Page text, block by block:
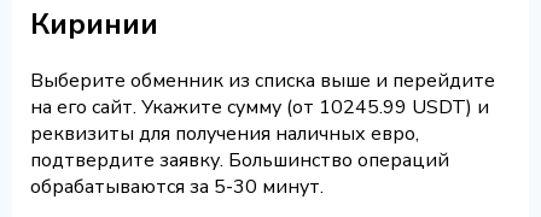
Киринии
Выберите обменник из списка выше и перейдите
на его сайт. Укажите сумму (от 10245.99 USDT) и
реквизиты для получения наличных евро,
подтвердите заявку. Большинство операций
обрабатываются за 5-30 минут.